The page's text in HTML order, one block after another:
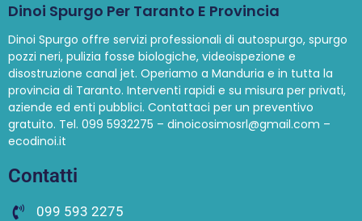
Dinoi Spurgo Per Taranto E Provincia
Dinoi Spurgo offre servizi professionali di autospurgo, spurgo
pozzi neri, pulizia fosse biologiche, videoispezione e
disostruzione canal jet. Operiamo a Manduria e in tutta la
provincia di Taranto. Interventi rapidi e su misura per privati,
aziende ed enti pubblici. Contattaci per un preventivo
gratuito. Tel. 099 5932275 – dinoicosimosrl@gmail.com –
ecodinoi.it
Contatti
099 593 2275